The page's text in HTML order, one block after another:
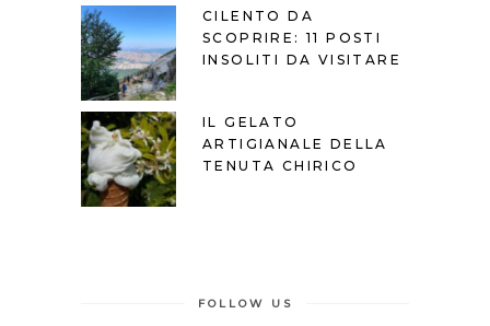
CILENTO DA
SCOPRIRE: 11 POSTI
INSOLITI DA VISITARE
IL GELATO
ARTIGIANALE DELLA
TENUTA CHIRICO
FOLLOW US